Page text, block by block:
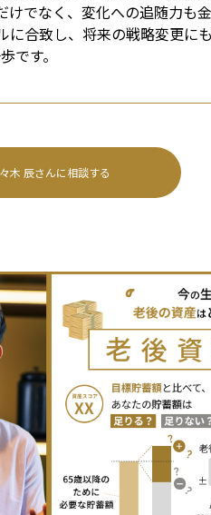
でなく、変化への追随力も
合致し、将来の戦略変更に
です。
木 辰さんに相談する